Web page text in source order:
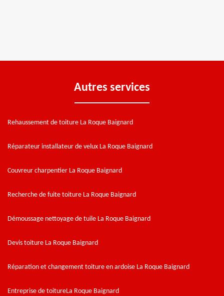
Autres services
Rehaussement de toiture La Roque Baignard
Réparateur installateur de velux La Roque Baignard
Couvreur charpentier La Roque Baignard
Recherche de fuite toiture La Roque Baignard
Démoussage nettoyage de tuile La Roque Baignard
Devis toiture La Roque Baignard
Réparation et changement toiture en ardoise La Roque Baignard
Entreprise de toitureLa Roque Baignard